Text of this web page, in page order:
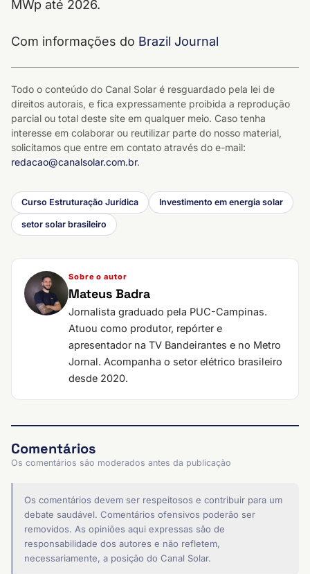
MWp até 2026.
Com informações do Brazil Journal
Todo o conteúdo do Canal Solar é resguardado pela lei de
direitos autorais, e fica expressamente proibida a reprodução
parcial ou total deste site em qualquer meio. Caso tenha
interesse em colaborar ou reutilizar parte do nosso material,
solicitamos que entre em contato através do e-mail:
redacao@canalsolar.com.br.
Curso Estruturação Jurídica Investimento em energia solar
setor solar brasileiro
Sobre o autor
Mateus Badra
Jornalista graduado pela PUC-Campinas.
Atuou como produtor, repórter e
apresentador na TV Bandeirantes e no Metro
Jornal. Acompanha o setor elétrico brasileiro
desde 2020.
Comentários
Os comentários são moderados antes da publicação
Os comentários devem ser respeitosos e contribuir para um
debate saudável. Comentários ofensivos poderão ser
removidos. As opiniões aqui expressas são de
responsabilidade dos autores e não refletem,
necessariamente, a posição do Canal Solar.